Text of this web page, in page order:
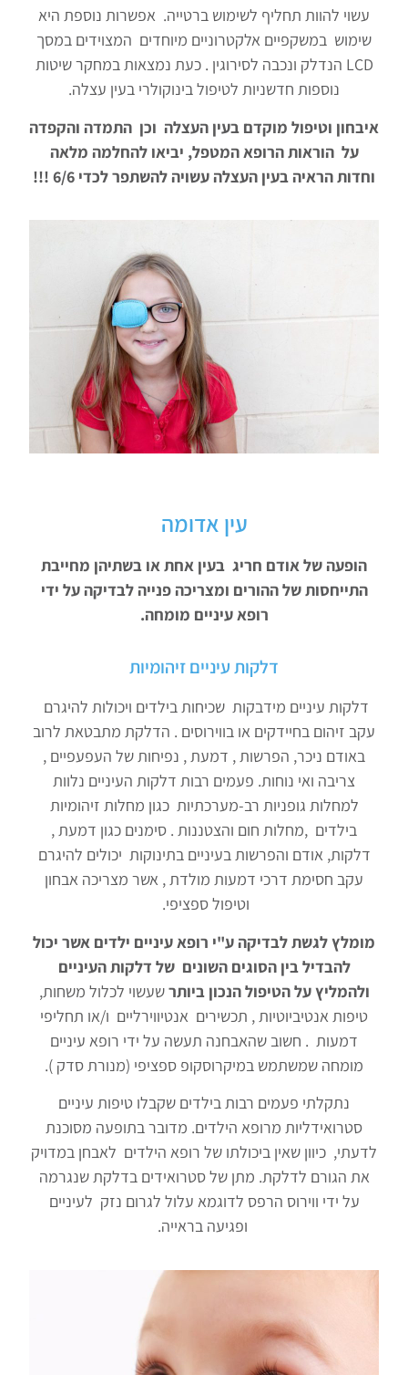
עשוי להוות תחליף לשימוש ברטייה. אפשרות נוספת היא
שימוש במשקפיים אלקטרוניים מיוחדים המצוידים במסך
LCD הנדלק ונכבה לסירוגין . כעת נמצאות במחקר שיטות
נוספות חדשניות לטיפול בינוקולרי בעין עצלה.
איבחון וטיפול מוקדם בעין העצלה וכן התמדה והקפדה
על הוראות הרופא המטפל, יביאו להחלמה מלאה
וחדות הראיה בעין העצלה עשויה להשתפר לכדי 6/6 !!!
עין אדומה
הופעה של אודם חריג בעין אחת או בשתיהן מחייבת
התייחסות של ההורים ומצריכה פנייה לבדיקה על ידי
רופא עיניים מומחה.
דלקות עיניים זיהומיות
דלקות עיניים מידבקות שכיחות בילדים ויכולות להיגרם
עקב זיהום בחיידקים או בווירוסים . הדלקת מתבטאת לרוב
באודם ניכר, הפרשות , דמעת , נפיחות של העפעפיים ,
צריבה ואי נוחות. פעמים רבות דלקות העיניים נלוות
למחלות גופניות רב-מערכתיות כגון מחלות זיהומיות
בילדים ,מחלות חום והצטננות . סימנים כגון דמעת ,
דלקות, אודם והפרשות בעיניים בתינוקות יכולים להיגרם
עקב חסימת דרכי דמעות מולדת , אשר מצריכה אבחון
וטיפול ספציפי.
מומלץ לגשת לבדיקה ע"י רופא עיניים ילדים אשר יכול
להבדיל בין הסוגים השונים של דלקות העיניים
ולהמליץ על הטיפול הנכון ביותרשעשוי לכלול משחות,
טיפות אנטיביוטיות , תכשירים אנטיווירליים ו/או תחליפי
דמעות . חשוב שהאבחנה תעשה על ידי רופא עיניים
מומחה שמשתמש במיקרוסקופ ספציפי (מנורת סדק ).
נתקלתי פעמים רבות בילדים שקבלו טיפות עיניים
סטרואידליות מרופא הילדים. מדובר בתופעה מסוכנת
לדעתי, כיוון שאין ביכולתו של רופא הילדים לאבחן במדויק
את הגורם לדלקת. מתן של סטרואידים בדלקת שנגרמה
על ידי ווירוס הרפס לדוגמא עלול לגרום נזק לעיניים
ופגיעה בראייה.